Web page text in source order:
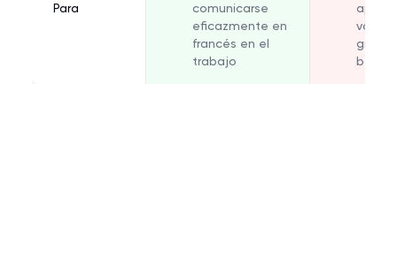
Para
comunicarse
eficazmente en
francés en el
trabajo